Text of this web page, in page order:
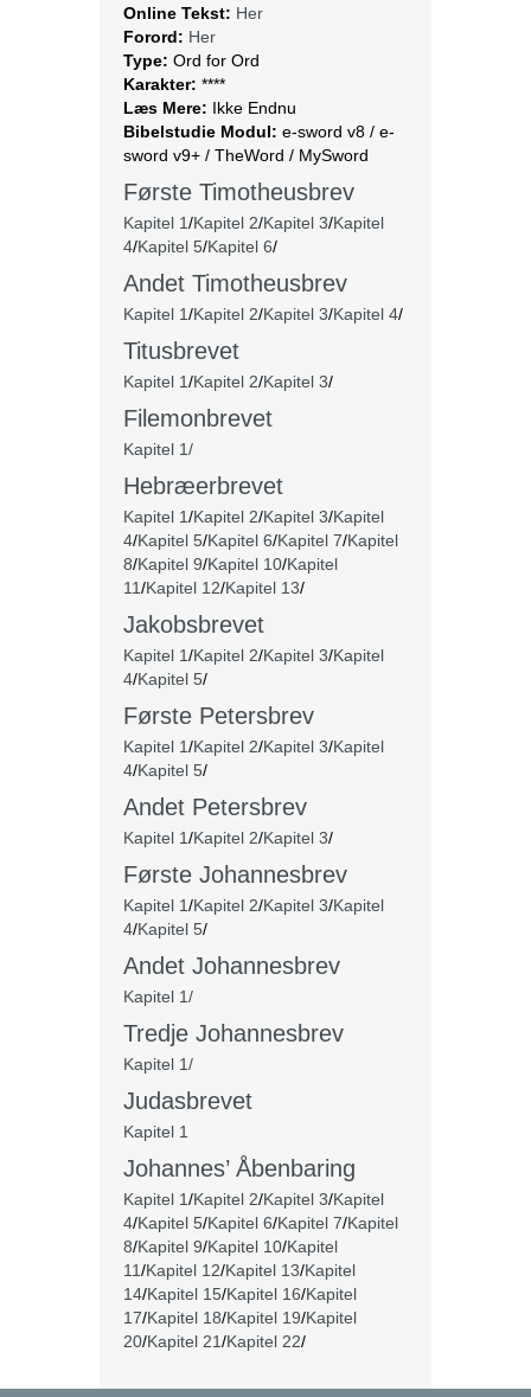
Online Tekst: Her
Forord: Her
Type: Ord for Ord
Karakter: ****
Læs Mere: Ikke Endnu
Bibelstudie Modul: e-sword v8 / e-
sword v9+ / TheWord / MySword
Første Timotheusbrev
Kapitel 1/Kapitel 2/Kapitel 3/Kapitel
4/Kapitel 5/Kapitel 6/
Andet Timotheusbrev
Kapitel 1/Kapitel 2/Kapitel 3/Kapitel 4/
Titusbrevet
Kapitel 1/Kapitel 2/Kapitel 3/
Filemonbrevet
Kapitel 1/
Hebræerbrevet
Kapitel 1/Kapitel 2/Kapitel 3/Kapitel
4/Kapitel 5/Kapitel 6/Kapitel 7/Kapitel
8/Kapitel 9/Kapitel 10/Kapitel
11/Kapitel 12/Kapitel 13/
Jakobsbrevet
Kapitel 1/Kapitel 2/Kapitel 3/Kapitel
4/Kapitel 5/
Første Petersbrev
Kapitel 1/Kapitel 2/Kapitel 3/Kapitel
4/Kapitel 5/
Andet Petersbrev
Kapitel 1/Kapitel 2/Kapitel 3/
Første Johannesbrev
Kapitel 1/Kapitel 2/Kapitel 3/Kapitel
4/Kapitel 5/
Andet Johannesbrev
Kapitel 1/
Tredje Johannesbrev
Kapitel 1/
Judasbrevet
Kapitel 1
Johannes’ Åbenbaring
Kapitel 1/Kapitel 2/Kapitel 3/Kapitel
4/Kapitel 5/Kapitel 6/Kapitel 7/Kapitel
8/Kapitel 9/Kapitel 10/Kapitel
11/Kapitel 12/Kapitel 13/Kapitel
14/Kapitel 15/Kapitel 16/Kapitel
17/Kapitel 18/Kapitel 19/Kapitel
20/Kapitel 21/Kapitel 22/